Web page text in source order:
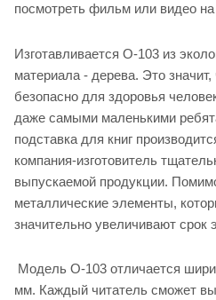
посмотреть фильм или видео на
Изготавливается О-103 из
материала - дерева. Это
безопасно для здоровья
даже самыми маленькими
подставка для книг
компания-изготовитель
выпускаемой продукции.
металлические элементы,
значительно увеличивают срок
Модель О-103 отличается
мм. Каждый читатель сможет